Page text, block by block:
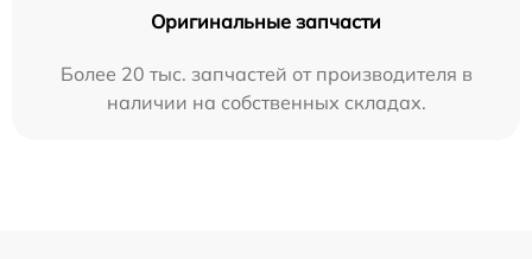
Оригинальные запчасти
Более 20 тыс. запчастей от производителя в
наличии на собственных складах.